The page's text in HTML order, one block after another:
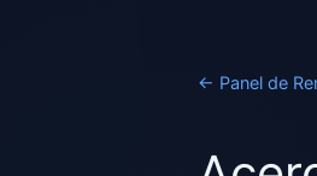
← Panel de